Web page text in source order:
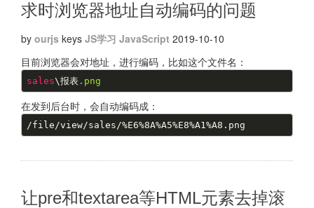
求时浏览器地址自动编码的问题
by ourjs keys JS学习 JavaScript 2019-10-10
目前浏览器会对地址，进行编码，比如这个文件名：
sales\报表.png
在发到后台时，会自动编码成：
/file/view/sales/%E6%8A%A5%E8%A1%A8.png
让pre和textarea等HTML元素去掉滚